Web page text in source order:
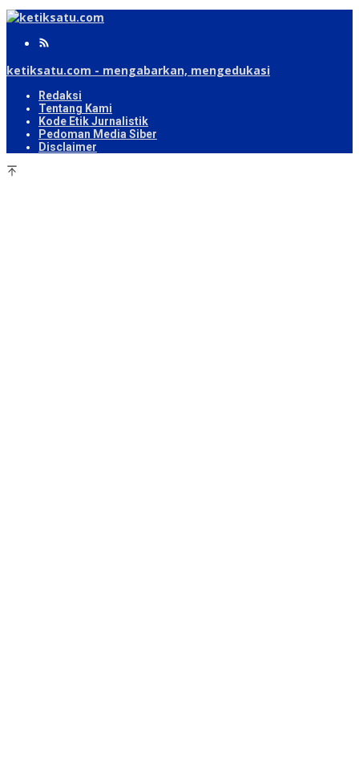
ketiksatu.com - mengabarkan, mengedukasi
Redaksi
Tentang Kami
Kode Etik Jurnalistik
Pedoman Media Siber
Disclaimer